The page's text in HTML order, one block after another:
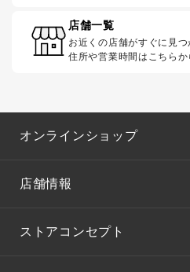
店舗一覧
お近くの店舗がすぐに見つ
住所や営業時間はこちらか
オンラインショップ
店舗情報
ストアコンセプト